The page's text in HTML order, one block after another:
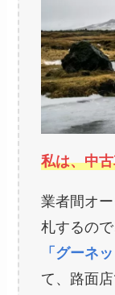
私は、中
業者間オ
札するので
「グーネ
て、路面